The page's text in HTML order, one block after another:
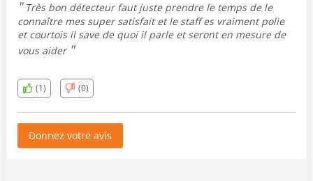
Très bon détecteur faut juste prendre le temps de le
connaître mes super satisfait et le staff es vraiment polie
et courtois il save de quoi il parle et seront en mesure de
vous aider
(1) (0)
Donnez votre avis